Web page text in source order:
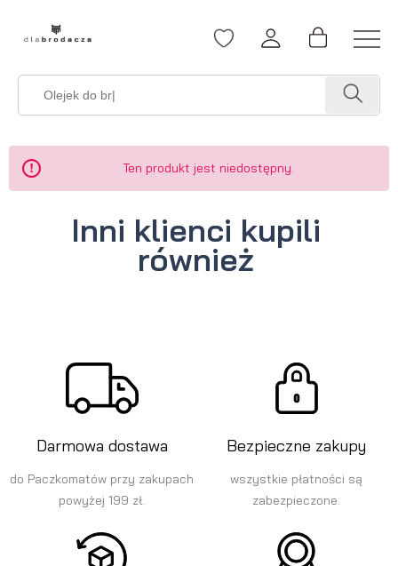
Ten produkt jest niedostępny.
Inni klienci kupili
również
Darmowa dostawa
do Paczkomatów przy zakupach
powyżej 199 zł.
Bezpieczne zakupy
wszystkie płatności są
zabezpieczone.